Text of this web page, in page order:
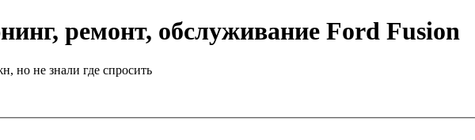
ремонт, обслуживание Ford Fusion
но не знали где спросить